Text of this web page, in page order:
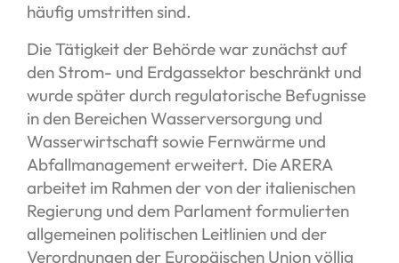
häufig umstritten sind.
Die Tätigkeit der Behörde war zunächst auf
den Strom- und Erdgassektor beschränkt und
wurde später durch regulatorische Befugnisse
in den Bereichen Wasserversorgung und
Wasserwirtschaft sowie Fernwärme und
Abfallmanagement erweitert. Die ARERA
arbeitet im Rahmen der von der italienischen
Regierung und dem Parlament formulierten
allgemeinen politischen Leitlinien und der
Verordnungen der Europäischen Union völlig